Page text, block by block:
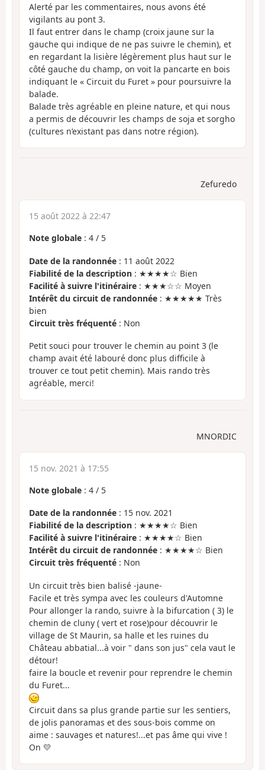
Alerté par les commentaires, nous avons été
vigilants au pont 3.
Il faut entrer dans le champ (croix jaune sur la
gauche qui indique de ne pas suivre le chemin), et
en regardant la lisière légèrement plus haut sur le
côté gauche du champ, on voit la pancarte en bois
indiquant le « Circuit du Furet » pour poursuivre la
balade.
Balade très agréable en pleine nature, et qui nous
a permis de découvrir les champs de soja et sorgho
(cultures n’existant pas dans notre région).
Zefuredo
15 août 2022 à 22:47
Note globale : 4 / 5
Date de la randonnée : 11 août 2022
Fiabilité de la description : ★★★★☆ Bien
Facilité à suivre l'itinéraire : ★★★☆☆ Moyen
Intérêt du circuit de randonnée : ★★★★★ Très
bien
Circuit très fréquenté : Non
Petit souci pour trouver le chemin au point 3 (le
champ avait été labouré donc plus difficile à
trouver ce tout petit chemin). Mais rando très
agréable, merci!
MNORDIC
15 nov. 2021 à 17:55
Note globale : 4 / 5
Date de la randonnée : 15 nov. 2021
Fiabilité de la description : ★★★★☆ Bien
Facilité à suivre l'itinéraire : ★★★★☆ Bien
Intérêt du circuit de randonnée : ★★★★☆ Bien
Circuit très fréquenté : Non
Un circuit très bien balisé -jaune-
Facile et très sympa avec les couleurs d'Automne
Pour allonger la rando, suivre à la bifurcation ( 3) le
chemin de cluny ( vert et rose)pour découvrir le
village de St Maurin, sa halle et les ruines du
Château abbatial...à voir " dans son jus" cela vaut le
détour!
faire la boucle et revenir pour reprendre le chemin
du Furet...
Circuit dans sa plus grande partie sur les sentiers,
de jolis panoramas et des sous-bois comme on
aime : sauvages et natures!...et pas âme qui vive !
On 💛